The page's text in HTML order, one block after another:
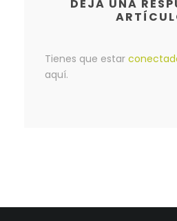
DEJA UNA
Tienes que estar
aquí.